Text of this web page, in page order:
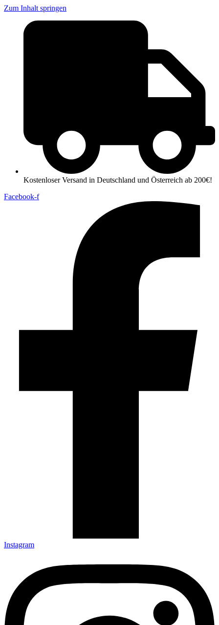
Zum Inhalt springen
Kostenloser Versand in Deutschland und Österreich ab 200€!
Facebook-f
Instagram